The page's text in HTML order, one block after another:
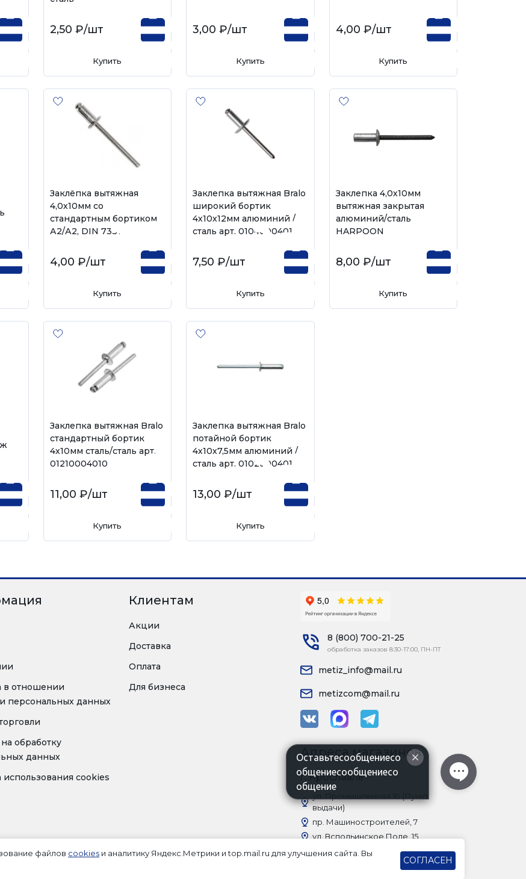
2,50 ₽/шт
Купить
3,00 ₽/шт
Купить
4,00 ₽/шт
Купить
Заклёпка вытяжная
4,0х10мм со
стандартным бортиком
А2/А2, DIN 7337
4,00 ₽/шт
Купить
Заклепка вытяжная Bralo
широкий бортик
4х10х12мм алюминий /
сталь арт. 01040004010
7,50 ₽/шт
Купить
Заклепка 4,0х10мм
вытяжная закрытая
алюминий/сталь
HARPOON
8,00 ₽/шт
Купить
Заклепка вытяжная Bralo
стандартный бортик
4х10мм сталь/сталь арт.
01210004010
11,00 ₽/шт
Купить
Заклепка вытяжная Bralo
потайной бортик
4х10х7,5мм алюминий /
сталь арт. 01020004010
13,00 ₽/шт
Купить
в отношении
персональных данных
обработку
данных
использования cookies
Клиентам
Акции
Доставка
Оплата
Для бизнеса
8 (800) 700-21-25
обработка заказов 8:30-17:00, ПН-ПТ
metiz_info@mail.ru
metizcom@mail.ru
Адреса магазинов
г. Ярославль
выдачи)
пр. Машиностроителей, 7
ул. Вспольинское Поле, 15
Московский проспект, 82а
файлов cookies и аналитику Яндекс.Метрики и top.mail.ru для улучшения сайта. Вы
СОГЛАСЕН
Оставьтесообщениесо
общениесообщениесо
общение